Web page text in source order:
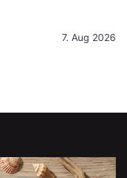
7. Aug 2026